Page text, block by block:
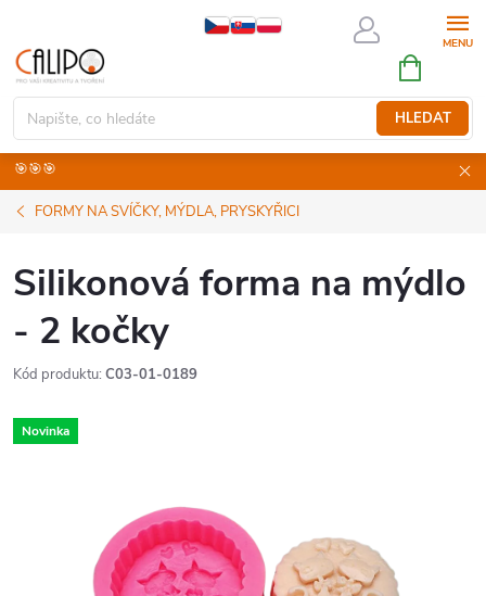
obsah
HLEDAT
NÁKUPNÍ
KOŠÍK
🎯🎯🎯
FORMY NA SVÍČKY, MÝDLA, PRYSKYŘICI
Silikonová forma na mýdlo
- 2 kočky
Kód produktu: C03-01-0189
Novinka